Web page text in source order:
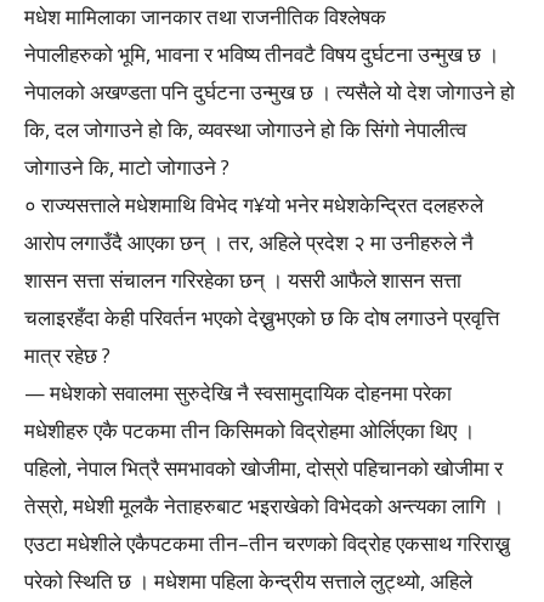
मधेश मामिलाका जानकार तथा राजनीतिक विश्लेषक
नेपालीहरुको भूमि, भावना र भविष्य तीनवटै विषय दुर्घटना उन्मुख छ ।
नेपालको अखण्डता पनि दुर्घटना उन्मुख छ । त्यसैले यो देश जोगाउने हो
कि, दल जोगाउने हो कि, व्यवस्था जोगाउने हो कि सिंगो नेपालीत्व
जोगाउने कि, माटो जोगाउने ?
० राज्यसत्ताले मधेशमाथि विभेद ग¥यो भनेर मधेशकेन्द्रित दलहरुले
आरोप लगाउँदै आएका छन् । तर, अहिले प्रदेश २ मा उनीहरुले नै
शासन सत्ता संचालन गरिरहेका छन् । यसरी आफैले शासन सत्ता
चलाइरहँदा केही परिवर्तन भएको देख्नुभएको छ कि दोष लगाउने प्रवृत्ति
मात्र रहेछ ?
— मधेशको सवालमा सुरुदेखि नै स्वसामुदायिक दोहनमा परेका
मधेशीहरु एकै पटकमा तीन किसिमको विद्रोहमा ओर्लिएका थिए ।
पहिलो, नेपाल भित्रै समभावको खोजीमा, दोस्रो पहिचानको खोजीमा र
तेस्रो, मधेशी मूलकै नेताहरुबाट भइराखेको विभेदको अन्त्यका लागि ।
एउटा मधेशीले एकैपटकमा तीन–तीन चरणको विद्रोह एकसाथ गरिराख्नु
परेको स्थिति छ । मधेशमा पहिला केन्द्रीय सत्ताले लुट्थ्यो, अहिले